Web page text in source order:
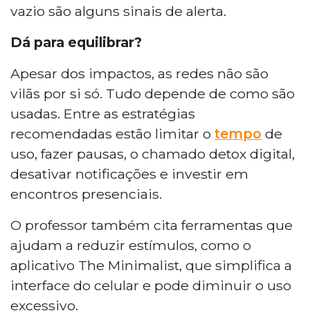
vazio são alguns sinais de alerta.
Dá para equilibrar?
Apesar dos impactos, as redes não são
vilãs por si só. Tudo depende de como são
usadas. Entre as estratégias
recomendadas estão limitar o tempo de
uso, fazer pausas, o chamado detox digital,
desativar notificações e investir em
encontros presenciais.
O professor também cita ferramentas que
ajudam a reduzir estímulos, como o
aplicativo The Minimalist, que simplifica a
interface do celular e pode diminuir o uso
excessivo.